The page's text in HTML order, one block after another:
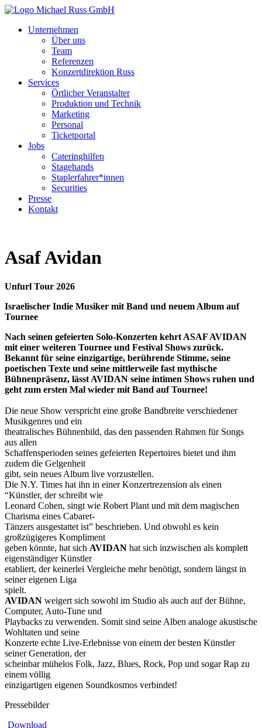
Unternehmen
Über uns
Team
Referenzen
Konzertdirektion Russ
Services
Örtlicher Veranstalter
Produktion und Technik
Marketing
Personal
Ticketportal
Jobs
Cateringhilfen
Stagehands
Staplerfahrer*innen
Securities
Presse
Kontakt
Asaf Avidan
Unfurl Tour 2026
Israelischer Indie Musiker mit Band und neuem Album auf
Tournee
Nach seinen gefeierten Solo-Konzerten kehrt ASAF AVIDAN
mit einer weiteren Tournee und Festival Shows zurück.
Bekannt für seine einzigartige, berührende Stimme, seine
poetischen Texte und seine mittlerweile fast mythische
Bühnenpräsenz, lässt AVIDAN seine intimen Shows ruhen und
geht zum ersten Mal wieder mit Band auf Tournee!
Die neue Show verspricht eine große Bandbreite verschiedener
Musikgenres und ein
theatralisches Bühnenbild, das den passenden Rahmen für Songs
aus allen
Schaffensperioden seines gefeierten Repertoires bietet und ihm
zudem die Gelgenheit
gibt, sein neues Album live vorzustellen.
Die N.Y. Times hat ihn in einer Konzertrezension als einen
“Künstler, der schreibt wie
Leonard Cohen, singt wie Robert Plant und mit dem magischen
Charisma eines Cabaret-
Tänzers ausgestattet ist” beschrieben. Und obwohl es kein
großzügigeres Kompliment
geben könnte, hat sich AVIDAN hat sich inzwischen als komplett
eigenständiger Künstler
etabliert, der keinerlei Vergleiche mehr benötigt, sondern längst in
seiner eigenen Liga
spielt.
AVIDAN weigert sich sowohl im Studio als auch auf der Bühne,
Computer, Auto-Tune und
Playbacks zu verwenden. Somit sind seine Alben analoge akustische
Wohltaten und seine
Konzerte echte Live-Erlebnisse von einem der besten Künstler
seiner Generation, der
scheinbar mühelos Folk, Jazz, Blues, Rock, Pop und sogar Rap zu
einem völlig
einzigartigen eigenen Soundkosmos verbindet!
Pressebilder
Download